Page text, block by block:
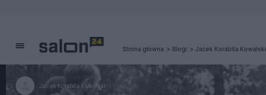
Strona główna Blogi Jacek Korabita Kowalski
Jacek Korabita Kowalski